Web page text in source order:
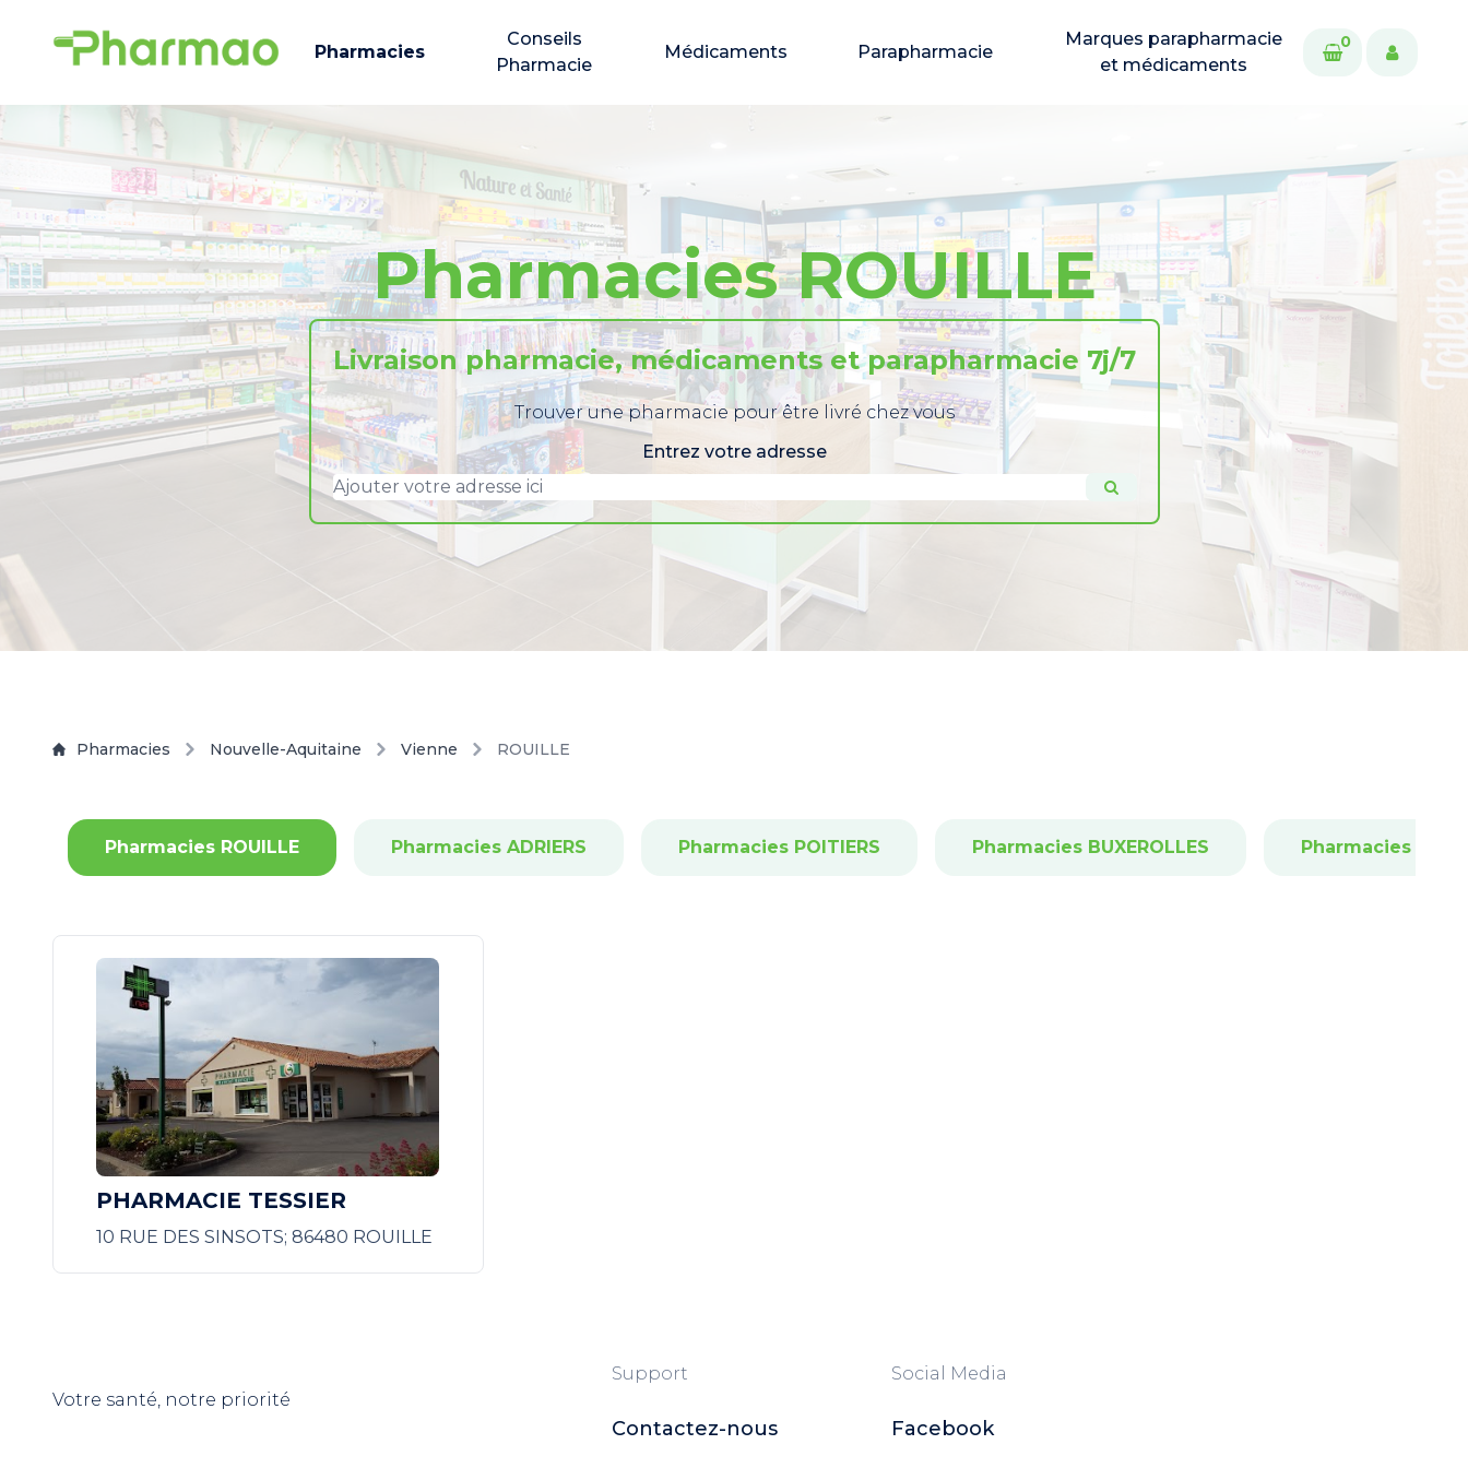
Pharmacies
Conseils
Pharmacie
Médicaments Parapharmacie
Marques parapharmacie
et médicaments
0
Pharmacies ROUILLE
Livraison pharmacie, médicaments et parapharmacie 7j/7
Trouver une pharmacie pour être livré chez vous
Entrez votre adresse
Pharmacies Nouvelle-Aquitaine Vienne ROUILLE
Pharmacies ROUILLE Pharmacies ADRIERS Pharmacies POITIERS Pharmacies BUXEROLLES Pharmacies
PHARMACIE TESSIER
10 RUE DES SINSOTS; 86480 ROUILLE
Votre santé, notre priorité
Support
Contactez-nous
Social Media
Facebook